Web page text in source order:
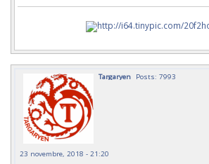
Targaryen Posts: 7993
23 novembre, 2018 - 21:20